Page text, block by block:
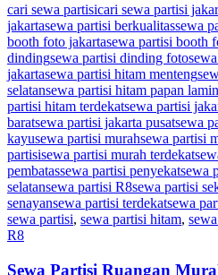
cari sewa partisicari sewa partisi
jakartasewa partisi berkualitassewa
booth foto jakartasewa partisi booth
dindingsewa partisi dinding foto
jakartasewa partisi hitam menteng
selatansewa partisi hitam papan
partisi hitam terdekatsewa partisi
baratsewa partisi jakarta pusatsewa
kayusewa partisi murahsewa partisi
partisisewa partisi murah terdekat
pembatassewa partisi penyekatsewa
selatansewa partisi R8sewa partisi
senayansewa partisi terdekatsewa
sewa partisi, sewa partisi hitam,
R8
Sewa Partisi Ruangan